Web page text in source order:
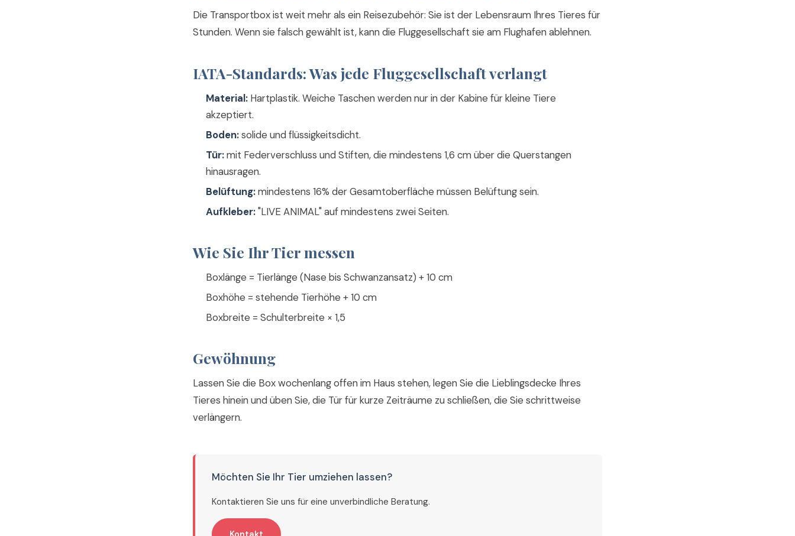
Die Transportbox ist weit mehr als ein Reisezubehör: Sie ist der Lebensraum Ihres Tieres für
Stunden. Wenn sie falsch gewählt ist, kann die Fluggesellschaft sie am Flughafen ablehnen.
IATA-Standards: Was jede Fluggesellschaft verlangt
Material: Hartplastik. Weiche Taschen werden nur in der Kabine für kleine Tiere
akzeptiert.
Boden:solide und flüssigkeitsdicht.
Tür:mit Federverschluss und Stiften, die mindestens 1,6 cm über die Querstangen
hinausragen.
Belüftung:mindestens 16% der Gesamtoberfläche müssen Belüftung sein.
Aufkleber:"LIVE ANIMAL" auf mindestens zwei Seiten.
Wie Sie Ihr Tier messen
Boxlänge = Tierlänge (Nase bis Schwanzansatz) + 10 cm
Boxhöhe = stehende Tierhöhe + 10 cm
Boxbreite = Schulterbreite × 1,5
Gewöhnung
Lassen Sie die Box wochenlang offen im Haus stehen, legen Sie die Lieblingsdecke Ihres
Tieres hinein und üben Sie, die Tür für kurze Zeiträume zu schließen, die Sie schrittweise
verlängern.
Möchten Sie Ihr Tier umziehen lassen?
Kontaktieren Sie uns für eine unverbindliche Beratung.